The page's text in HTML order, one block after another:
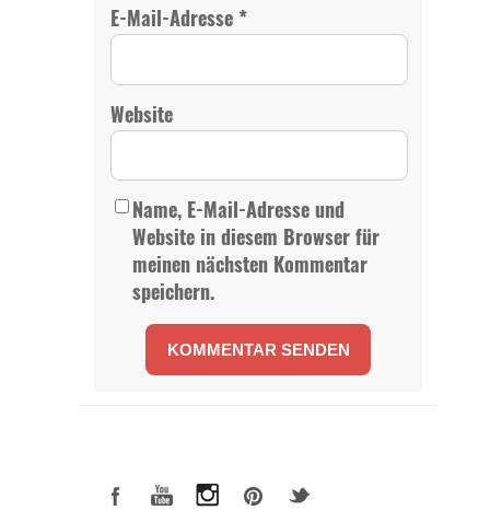
E-Mail-Adresse *
Website
Name, E-Mail-Adresse und
Website in diesem Browser für
meinen nächsten Kommentar
speichern.